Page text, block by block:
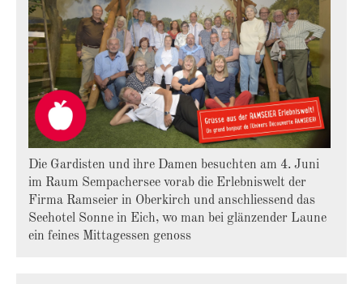
Die Gardisten und ihre Damen besuchten am 4. Juni
im Raum Sempachersee vorab die Erlebniswelt der
Firma Ramseier in Oberkirch und anschliessend das
Seehotel Sonne in Eich, wo man bei glänzender Laune
ein feines Mittagessen genoss